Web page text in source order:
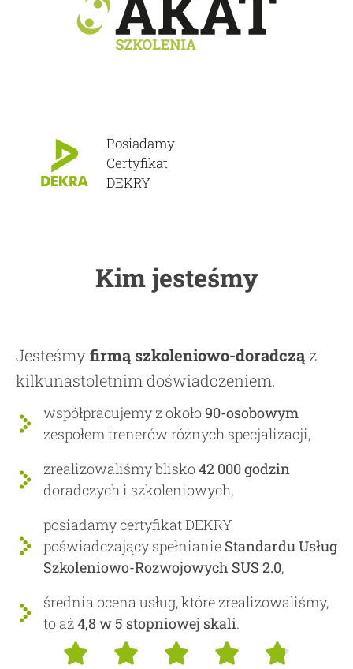
Kim jesteśmy
Jesteśmyfirmą szkoleniowo-doradczą z
kilkunastoletnim doświadczeniem.
współpracujemy z około90-osobowym
zespołem trenerów różnych specjalizacji,
zrealizowaliśmy blisko42 000 godzin
doradczych i szkoleniowych,
posiadamy certyfikat DEKRY
poświadczający spełnianie Standardu Usług
Szkoleniowo-Rozwojowych SUS 2.0,
średnia ocena usług, które zrealizowaliśmy,
to aż4,8 w 5 stopniowej skali.
    
Posiadamy
Certyfikat
DEKRY